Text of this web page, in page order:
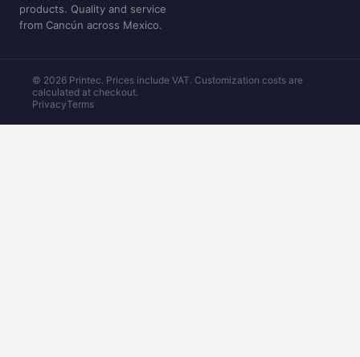
products. Quality and service
from Cancún across Mexico.
© 2026 Printec. Prices include VAT. Customization costs are
calculated at checkout.
PrivacyTerms